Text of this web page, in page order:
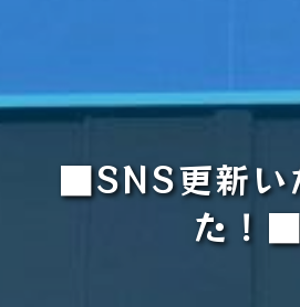
■SNS更新い
た！